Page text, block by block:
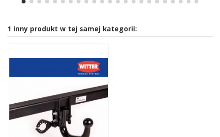
1 inny produkt w tej samej kategorii: